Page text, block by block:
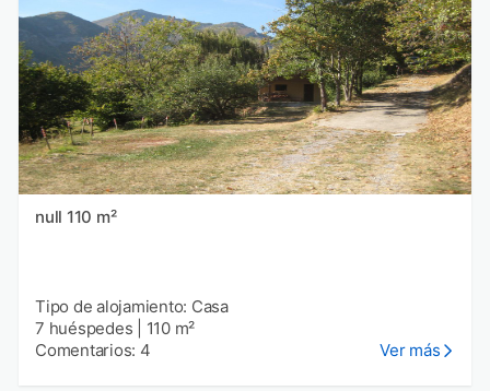
null 110 m²
Tipo de alojamiento: Casa
7 huéspedes
110 m²
Comentarios: 4
Ver más